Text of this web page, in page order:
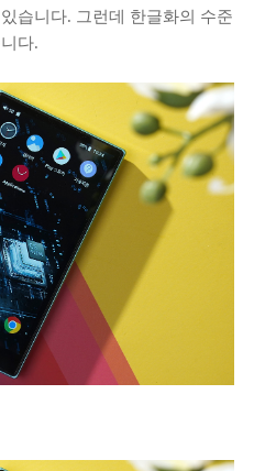
습니다. 그런데 한글화의 수준
다.